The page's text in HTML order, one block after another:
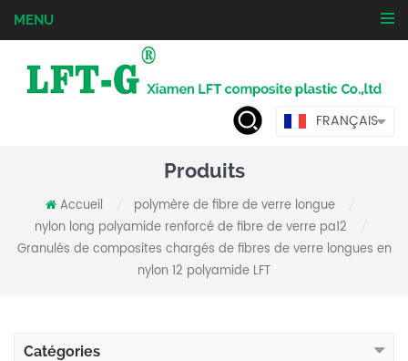
MENU
FRANÇAIS
Produits
Accueil polymère de fibre de verre longue
nylon long polyamide renforcé de fibre de verre pa12
Granulés de composites chargés de fibres de verre longues en
nylon 12 polyamide LFT
Catégories